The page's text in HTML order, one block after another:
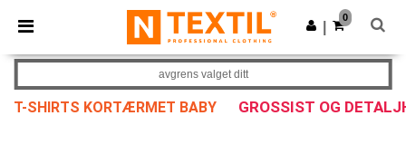
× Ntextil-app
Bedre priser i appen!
Last ned app
0
T-SHIRTS KORTÆRMET BABY GROSSIST OG
avgrens valget ditt